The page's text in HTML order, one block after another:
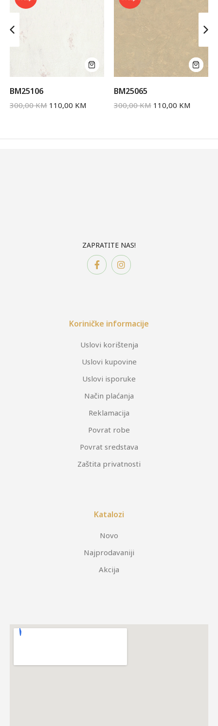
BM25106
300,00KM 110,00 KM
BM25065
300,00KM 110,00 KM
ZAPRATITE NAS!
Koriničke informacije
Uslovi korištenja
Uslovi kupovine
Uslovi isporuke
Način plaćanja
Reklamacija
Povrat robe
Povrat sredstava
Zaštita privatnosti
Katalozi
Novo
Najprodavaniji
Akcija